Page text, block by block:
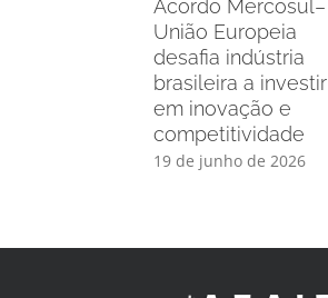
Acordo Mercosul–
União Europeia
desafia indústria
brasileira a investir
em inovação e
competitividade
19 de junho de 2026